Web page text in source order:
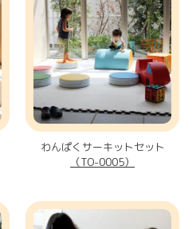
わんぱくサーキットセット
（TO-0005）